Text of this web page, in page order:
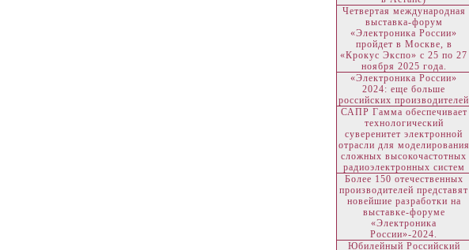
Четвертая международная
выставка-форум
«Электроника России»
пройдет в Москве, в
«Крокус Экспо» с 25 по 27
ноября 2025 года.
«Электроника России»
2024: еще больше
российских производителей
САПР Гамма обеспечивает
технологический
суверенитет электронной
отрасли для моделирования
сложных высокочастотных
радиоэлектронных систем
Более 150 отечественных
производителей представят
новейшие разработки на
выставке-форуме
«Электроника
России»-2024.
Юбилейный Российский